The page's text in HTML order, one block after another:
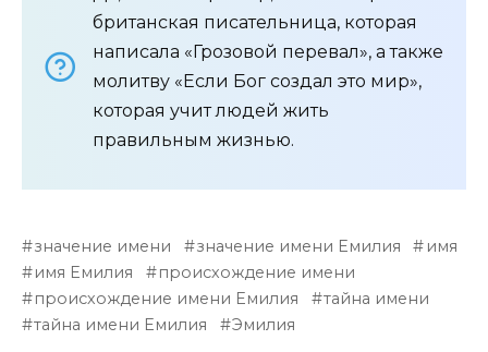
британская писательница, которая
написала «Грозовой перевал», а также
молитву «Если Бог создал это мир»,
которая учит людей жить
правильным жизнью.
значение имени значение имени Емилия
имя
имя Емилия
происхождение имени
происхождение имени Емилия
тайна имени
тайна имени Емилия
Эмилия